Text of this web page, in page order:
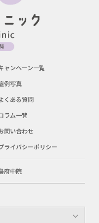
ャンペーン一覧
例写真
くある質問
ラム一覧
問い合わせ
ライバシーポリシー
府中院